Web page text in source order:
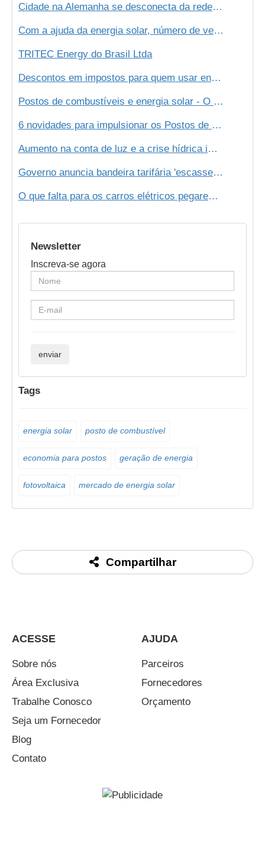
Cidade na Alemanha se desconecta da rede elétrica e passa a usar energia 100% de energia renovável
Com a ajuda da energia solar, número de veículos elétricos deve dobrar em 2020!
TRITEC Energy do Brasil Ltda
Descontos em impostos para quem usar energia solar. Conheça a tendência!
Postos de combustíveis e energia solar - O futuro é agora!
6 novidades para impulsionar os Postos de Combustíveis
Aumento na conta de luz e a crise hídrica impulsionam mercado de energia solar
Governo anuncia bandeira tarifária 'escassez hídrica'; custo será de R$ 14,20 a cada 100 kWh
O que falta para os carros elétricos pegarem no Brasil?
Newsletter
Inscreva-se agora
Tags
energia solar posto de combustível
economia para postos geração de energia
fotovoltaica mercado de energia solar
Compartilhar
ACESSE
Sobre nós
Área Exclusiva
Trabalhe Conosco
Seja um Fornecedor
Blog
Contato
AJUDA
Parceiros
Fornecedores
Orçamento